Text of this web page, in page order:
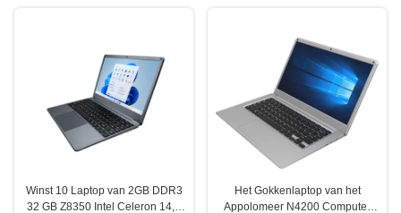
Winst 10 Laptop van 2GB DDR3
32 GB Z8350 Intel Celeron 14,1
Het Gokkenlaptop van het
Appolomeer N4200 Computer